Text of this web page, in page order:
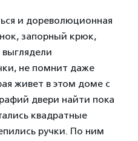
и дореволюционная
запорный крюк,
не помнит даже
живет в этом доме с
двери найти пока
квадратные
ручки. По ним